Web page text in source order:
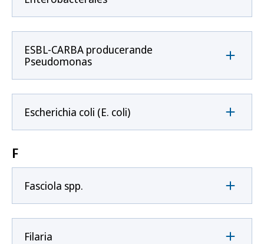
ESBL-CARBA producerande
Pseudomonas
Escherichia coli (E. coli)
F
Fasciola spp.
Filaria